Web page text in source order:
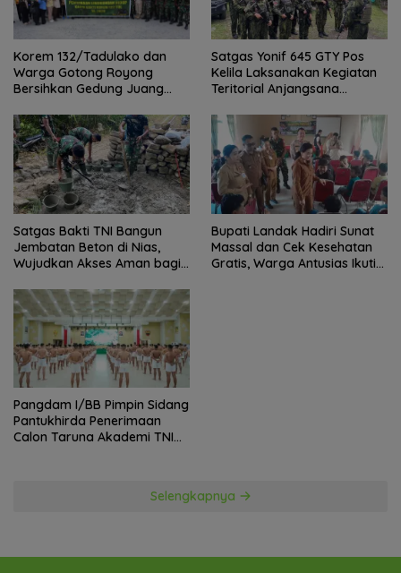
Korem 132/Tadulako dan
Warga Gotong Royong
Bersihkan Gedung Juang
Satgas Yonif 645 GTY Pos
Kelila Laksanakan Kegiatan
Teritorial Anjangsana
Lurah
Satgas Bakti TNI Bangun
Jembatan Beton di Nias,
Wujudkan Akses Aman bagi
Bupati Landak Hadiri Sunat
Massal dan Cek Kesehatan
Gratis, Warga Antusias Ikuti
Pangdam I/BB Pimpin Sidang
Pantukhirda Penerimaan
Calon Taruna Akademi TNI
Selengkapnya